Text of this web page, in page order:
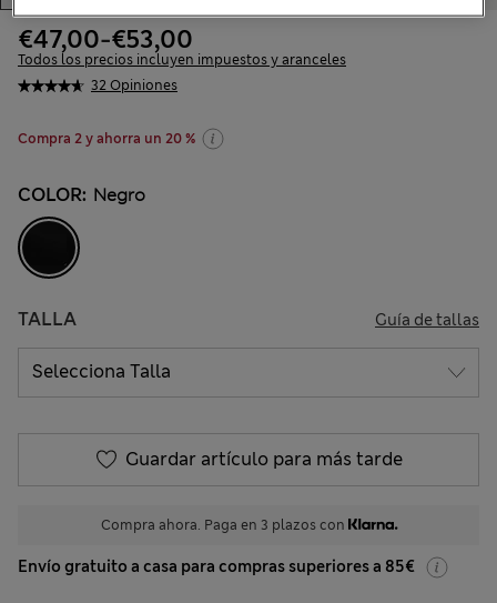
32 Opiniones
€47,00-€53,00
Todos los precios incluyen impuestos y aranceles
Compra 2 y ahorra un 20 %
COLOR: Negro
TALLA Guía de tallas
Guardar artículo para más tarde
Compra ahora. Paga en 3 plazos con
Envío gratuito a casa para compras superiores a 85€